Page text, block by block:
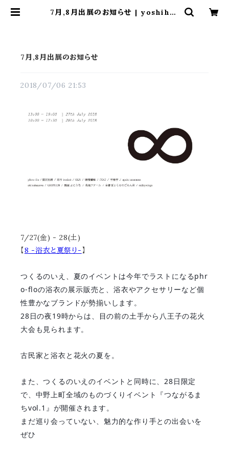
7月,8月出展のお知らせ | yoshihar
7月,8月出展のお知らせ
2018/07/06 21:53
7/27(金) - 28(土)
【8 -浴衣と夏祭り- 】
つくるのいえ、夏のイベントは今年でラストになるphr
o-floの浴衣の展示販売と、浴衣やアクセサリーなど個
性豊かなブランドが勢揃いします。
28日の夜19時からは、目の前の土手から八王子の花火
大会も見られます。
古民家と浴衣と花火の夏を。
また、つくるのいえのイベントと同時に、28日限定
で、中野上町全域のものづくりイベント『つながるま
ちvol.1』が開催されます。
まだ巡り会っていない、魅力的な作り手との出会いを
ぜひ